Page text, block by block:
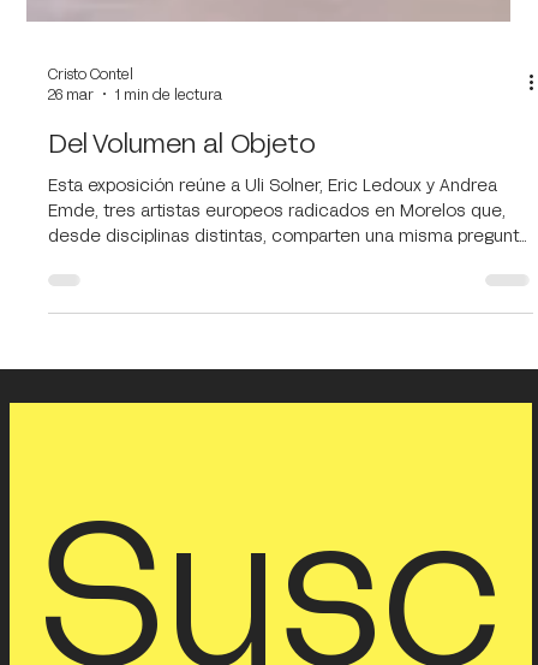
26 mar
1 min de lectura
Del Volumen al Objeto
Esta exposición reúne a Uli Solner, Eric Ledoux y Andrea
Emde, tres artistas europeos radicados en Morelos que,
desde disciplinas distintas, comparten una misma pregunta:
también desde la intuición. El metal y los materiales sólidos
no buscan imponerse; se organizan para revelar una energía